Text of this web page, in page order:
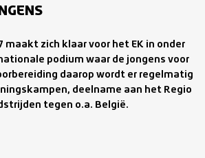
maakt zich klaar voor het EK in onder
podium waar de jongens voor
daarop wordt er regelmatig
deelname aan het Regio
tegen o.a. België.